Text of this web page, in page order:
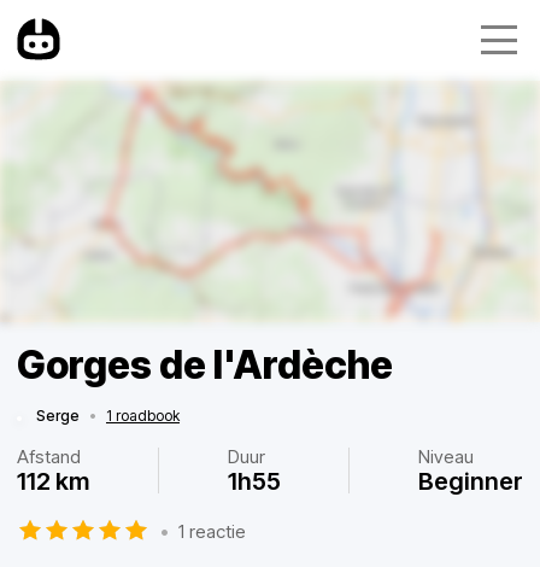
Gorges de l'Ardèche
Serge • 1 roadbook
Afstand
112 km
Duur
1h55
Niveau
Beginner
• 1 reactie